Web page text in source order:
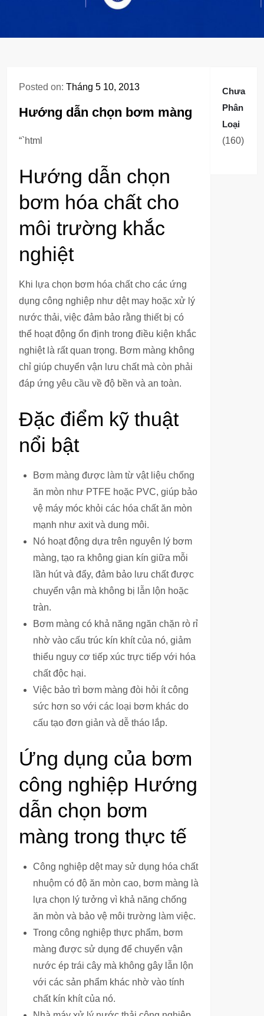
Posted on: Tháng 5 10, 2013
Hướng dẫn chọn bơm màng
“`html
Hướng dẫn chọn
bơm hóa chất cho
môi trường khắc
nghiệt
Khi lựa chọn bơm hóa chất cho các ứng
dụng công nghiệp như dệt may hoặc xử lý
nước thải, việc đảm bảo rằng thiết bị có
thể hoạt động ổn định trong điều kiện khắc
nghiệt là rất quan trọng. Bơm màng không
chỉ giúp chuyển vận lưu chất mà còn phải
đáp ứng yêu cầu về độ bền và an toàn.
Đặc điểm kỹ thuật
nổi bật
Bơm màng được làm từ vật liệu chống
ăn mòn như PTFE hoặc PVC, giúp bảo
vệ máy móc khỏi các hóa chất ăn mòn
mạnh như axit và dung môi.
Nó hoạt động dựa trên nguyên lý bơm
màng, tạo ra không gian kín giữa mỗi
lần hút và đẩy, đảm bảo lưu chất được
chuyển vận mà không bị lẫn lộn hoặc
tràn.
Bơm màng có khả năng ngăn chặn rò rỉ
nhờ vào cấu trúc kín khít của nó, giảm
thiểu nguy cơ tiếp xúc trực tiếp với hóa
chất độc hại.
Việc bảo trì bơm màng đòi hỏi ít công
sức hơn so với các loại bơm khác do
cấu tạo đơn giản và dễ tháo lắp.
Ứng dụng của bơm
công nghiệp Hướng
dẫn chọn bơm
màng trong thực tế
Công nghiệp dệt may sử dụng hóa chất
nhuộm có độ ăn mòn cao, bơm màng là
lựa chọn lý tưởng vì khả năng chống
ăn mòn và bảo vệ môi trường làm việc.
Trong công nghiệp thực phẩm, bơm
màng được sử dụng để chuyển vận
nước ép trái cây mà không gây lẫn lộn
với các sản phẩm khác nhờ vào tính
chất kín khít của nó.
Chưa
Phân
Loại
160160